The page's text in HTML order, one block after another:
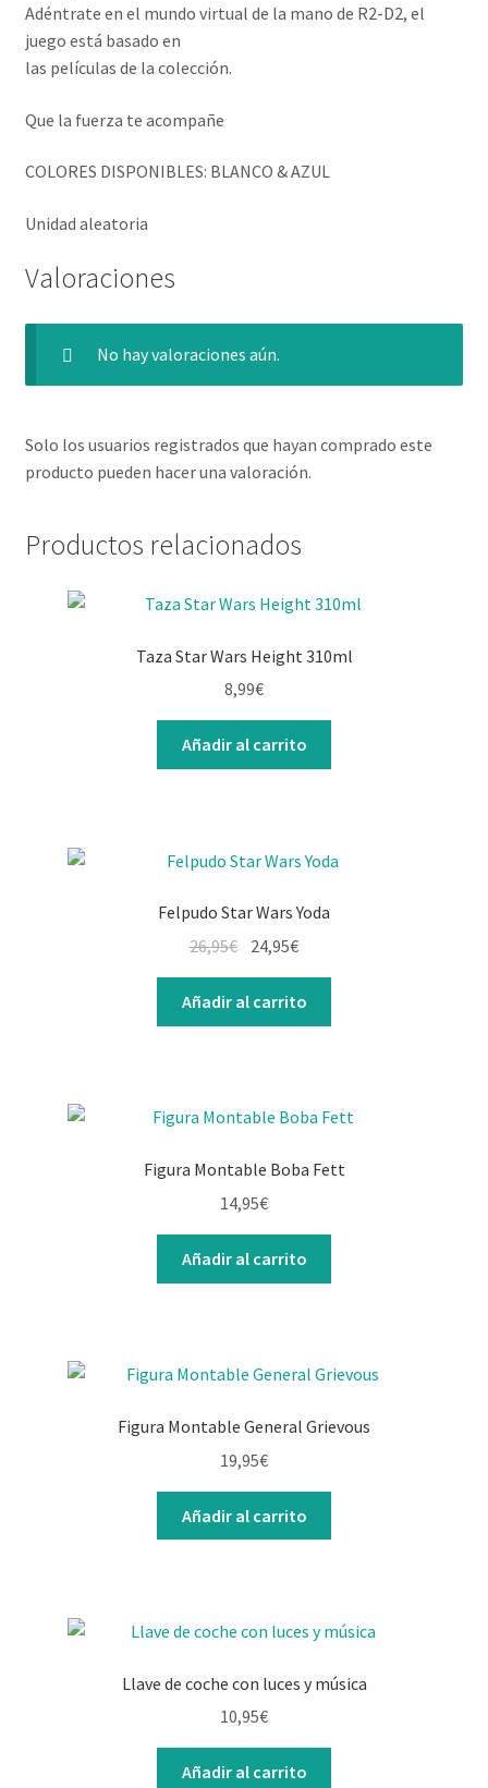
Adéntrate en el mundo virtual de la mano de R2-D2, el
juego está basado en
las películas de la colección.
Que la fuerza te acompañe
COLORES DISPONIBLES: BLANCO & AZUL
Unidad aleatoria
Valoraciones
No hay valoraciones aún.
Solo los usuarios registrados que hayan comprado este
producto pueden hacer una valoración.
Productos relacionados
Taza Star Wars Height 310ml
8,99€
Añadir al carrito
Felpudo Star Wars Yoda
26,95€ 24,95€
Añadir al carrito
Figura Montable Boba Fett
14,95€
Añadir al carrito
Figura Montable General Grievous
19,95€
Añadir al carrito
Llave de coche con luces y música
10,95€
Añadir al carrito